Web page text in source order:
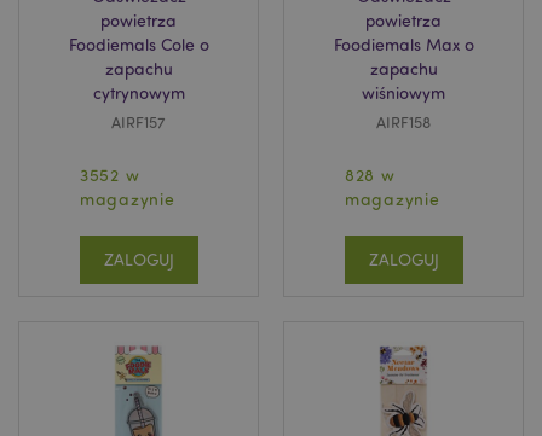
powietrza
Foodiemals Cole o
zapachu
cytrynowym
AIRF157
3552 w
magazynie
ZALOGUJ
powietrza
Foodiemals Max o
zapachu
wiśniowym
AIRF158
828 w
magazynie
ZALOGUJ